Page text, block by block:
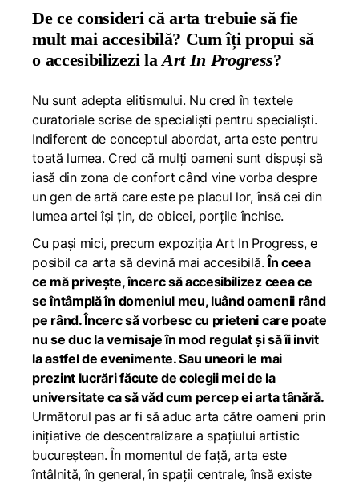
De ce consideri că arta trebuie să fie
mult mai accesibilă? Cum îți propui să
o accesibilizezi laArt In Progress?
Nu sunt adepta elitismului. Nu cred în textele
curatoriale scrise de specialiști pentru specialiști.
Indiferent de conceptul abordat, arta este pentru
toată lumea. Cred că mulți oameni sunt dispuși să
iasă din zona de confort când vine vorba despre
un gen de artă care este pe placul lor, însă cei din
lumea artei își țin, de obicei, porțile închise.
Cu pași mici, precum expozițiaArt In Progress, e
posibil ca arta să devină mai accesibilă.În ceea
ce mă privește, încerc să accesibilizez ceea ce
se întâmplă în domeniul meu, luând oamenii rând
pe rând. Încerc să vorbesc cu prieteni care poate
nu se duc la vernisaje în mod regulat și să îi invit
la astfel de evenimente. Sau uneori le mai
prezint lucrări făcute de colegii mei de la
universitate ca să văd cum percep ei arta tânără.
Următorul pas ar fi să aduc arta către oameni prin
inițiative de descentralizare a spațiului artistic
bucureștean. În momentul de față, arta este
întâlnită, în general, în spații centrale, însă existe